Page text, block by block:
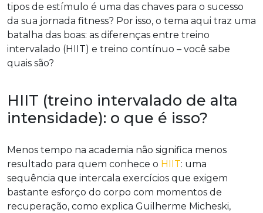
tipos de estímulo é uma das chaves para o sucesso
da sua jornada fitness? Por isso, o tema aqui traz uma
batalha das boas: as diferenças entre treino
intervalado (HIIT) e treino contínuo – você sabe
quais são?
HIIT (treino intervalado de alta
intensidade): o que é isso?
Menos tempo na academia não significa menos
resultado para quem conhece o HIIT: uma
sequência que intercala exercícios que exigem
bastante esforço do corpo com momentos de
recuperação, como explica Guilherme Micheski,